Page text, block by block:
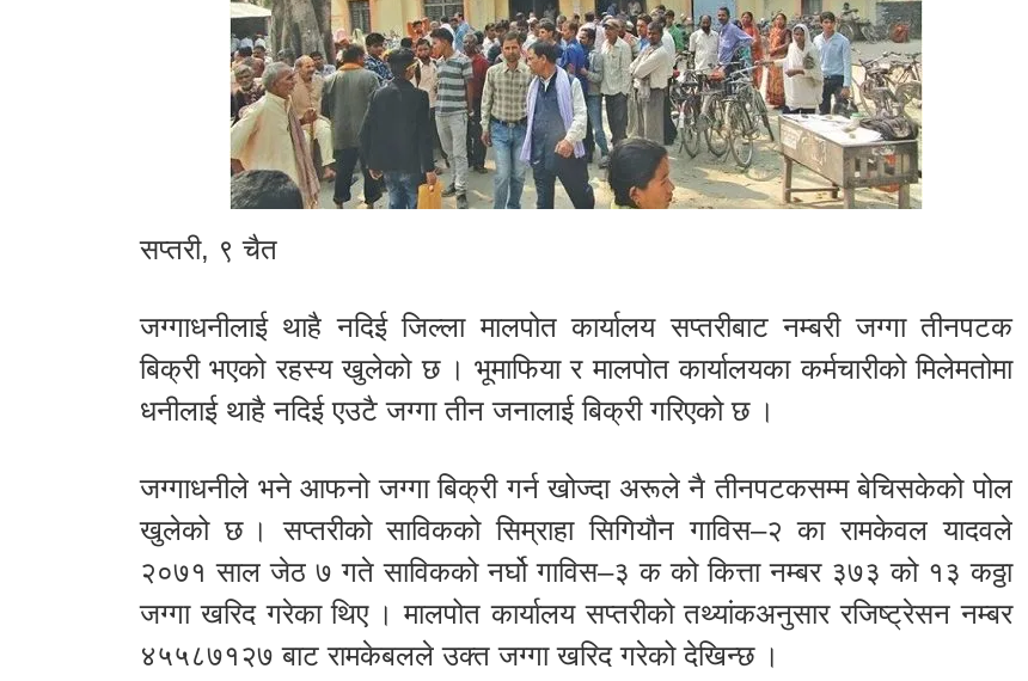
सप्तरी, ९ चैत
जग्गाधनीलाई थाहै नदिई जिल्ला मालपोत कार्यालय सप्तरीबाट नम्बरी जग्गा तीनपटक
बिक्री भएको रहस्य खुलेको छ । भूमाफिया र मालपोत कार्यालयका कर्मचारीको मिलेमतोमा
धनीलाई थाहै नदिई एउटै जग्गा तीन जनालाई बिक्री गरिएको छ ।
जग्गाधनीले भने आफनो जग्गा बिक्री गर्न खोज्दा अरूले नै तीनपटकसम्म बेचिसकेको पोल
खुलेको छ । सप्तरीको साविकको सिम्राहा सिगियौन गाविस–२ का रामकेवल यादवले
२०७१ साल जेठ ७ गते साविकको नर्घो गाविस–३ क को कित्ता नम्बर ३७३ को १३ कठ्ठा
जग्गा खरिद गरेका थिए । मालपोत कार्यालय सप्तरीको तथ्यांकअनुसार रजिष्ट्रेसन नम्बर
४५५८७१२७ बाट रामकेबलले उक्त जग्गा खरिद गरेको देखिन्छ ।